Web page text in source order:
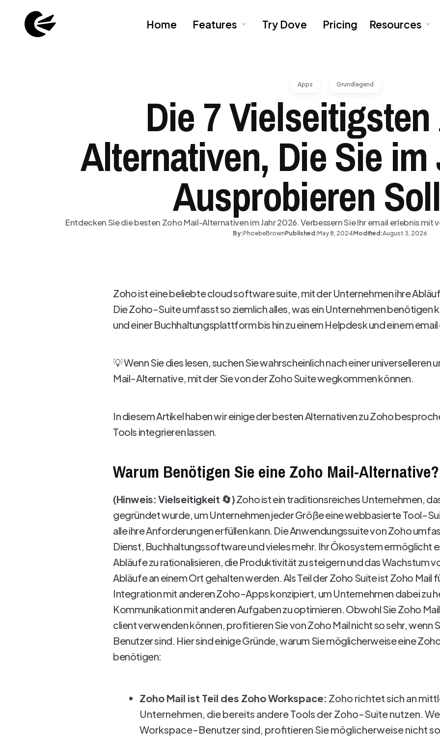
Home Features Try Dove Pricing Resources
Apps Grundlegend
Die 7
Alternativen, Die Sie im
Ausprobieren
Entdecken Sie die besten Zoho Mail-Alternativen im Jahr 2026. Verbessern Sie Ihr email erlebnis
By:PhoebeBrownPublished:May 8, 2024Modified:August 3, 2026
Zoho ist eine beliebte cloud software suite, mit der Unternehmen ihre
Die Zoho-Suite umfasst so ziemlich alles, was ein Unternehmen benötigen
und einer Buchhaltungsplattform bis hin zu einem Helpdesk und einem
💡 Wenn Sie dies lesen, suchen Sie wahrscheinlich nach einer universelleren
Mail-Alternative, mit der Sie von der Zoho Suite wegkommen können.
In diesem Artikel haben wir einige der besten Alternativen zu Zoho
Tools integrieren lassen.
Warum Benötigen Sie eine Zoho Mail-Alternative?
(Hinweis: Vielseitigkeit 🔄)Zoho ist ein traditionsreiches Unternehmen,
gegründet wurde, um Unternehmen jeder Größe eine webbasierte Tool-
alle ihre Anforderungen erfüllen kann. Die Anwendungssuite von Zoho
Dienst, Buchhaltungssoftware und vieles mehr. Ihr Ökosystem ermöglicht
Abläufe zu rationalisieren, die Produktivität zu steigern und das Wachstum
Abläufe an einem Ort gehalten werden. Als Teil der Zoho Suite ist Zoho Mail
Integration mit anderen Zoho-Apps konzipiert, um Unternehmen dabei zu
Kommunikation mit anderen Aufgaben zu optimieren. Obwohl Sie Zoho
client verwenden können, profitieren Sie von Zoho Mail nicht so sehr, wenn
Benutzer sind. Hier sind einige Gründe, warum Sie möglicherweise eine
benötigen:
Zoho Mail ist Teil des Zoho Workspace: Zoho richtet sich an
Unternehmen, die bereits andere Tools der Zoho-Suite nutzen.
Workspace-Benutzer sind, profitieren Sie möglicherweise nicht